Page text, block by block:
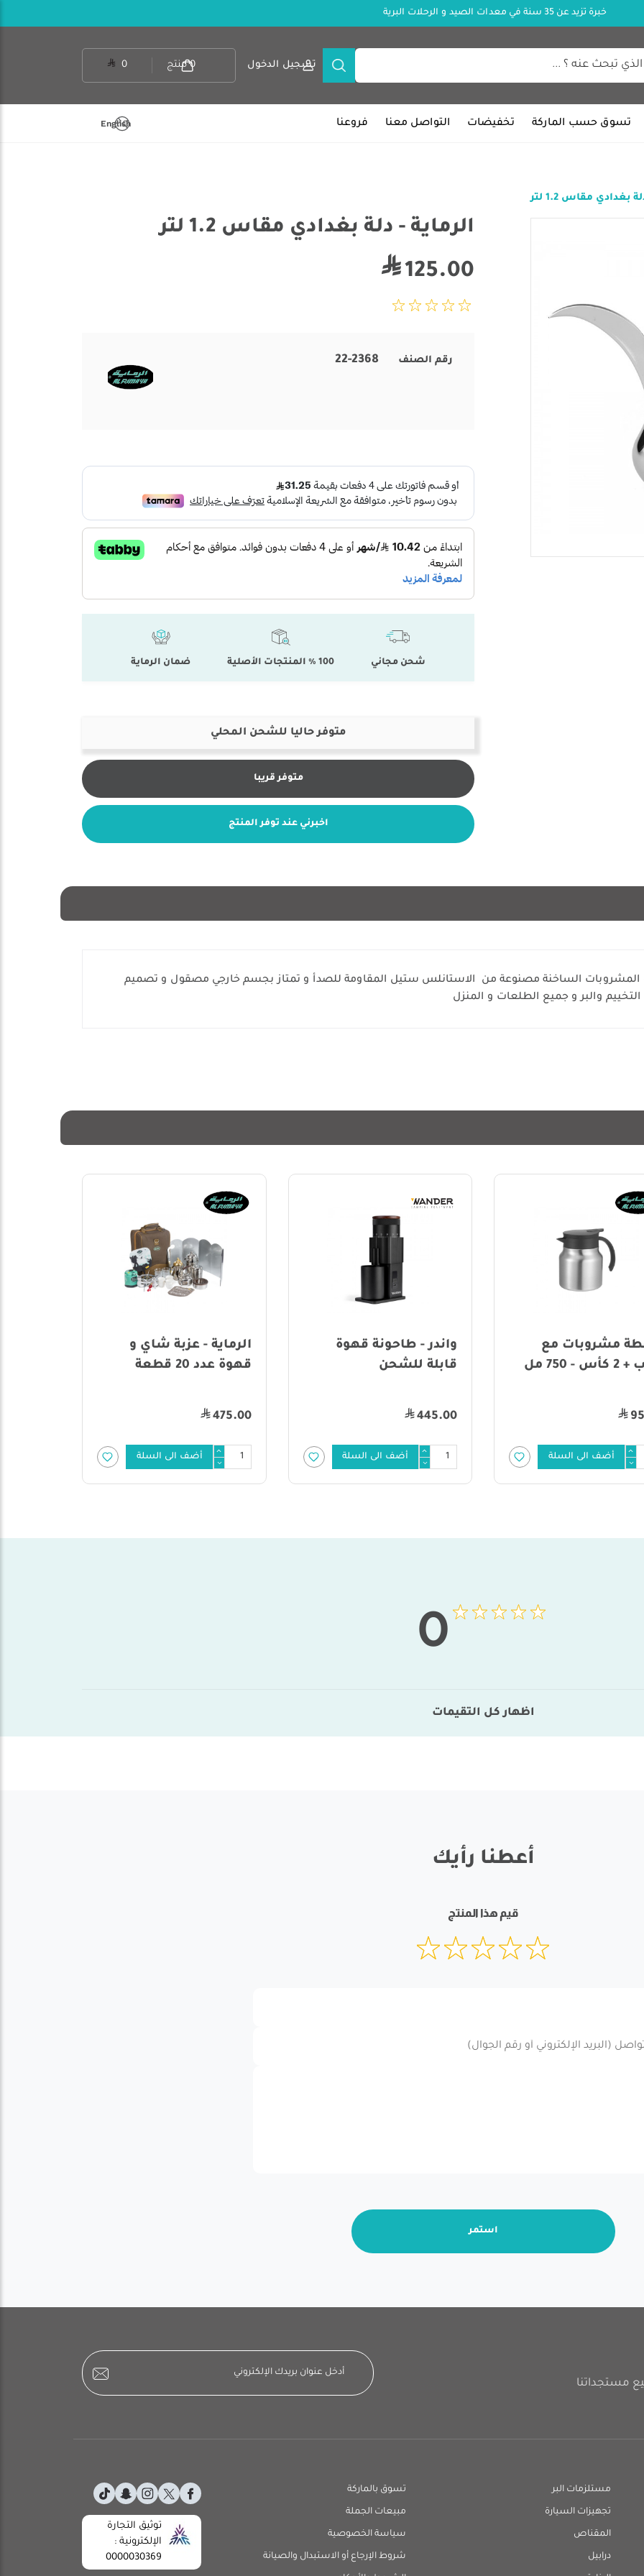
خبرة تزيد عن 35 سنة في معدات الصيد و الرحلات البرية
تسجيل الدخول 0 منتج 0
تسوق حسب الماركة تخفيضات التواصل معنا فروعنا English
بغدادي مقاس 1.2 لتر
الرماية - دلة بغدادي مقاس 1.2 لتر
125.00
رقم الصنف 22-2368
شحن مجاني 100 % المنتجات الأصلية ضمان الرماية
متوفر حاليا للشحن المحلي
متوفر قريبا
اخبرني عند توفر المنتج
, لصب القهوة او المشروبات الساخنة مصنوعة من الاستانلس ستيل المقاومة للصدأ و تمتاز بجسم خارجي مصقول و تصميم
والبر و جميع الطلعات و المنزل
- طاحونة قهوة
للشحن
أضف الى السلة
الرماية - عزبة شاي و
قهوة عدد 20 قطعة
475.00
أضف الى السلة
الرماية - عزبة شاي و
قهوة عدد 20 قطعة
475.00
أضف الى السلة
0
اظهار كل التقيمات
أعطنا رأيك
قيم هذا المنتج
استمر
مستلزمات البر
تجهيزات السيارة
المقناص
درابيل
تسوق بالماركة
مبيعات الجملة
سياسة الخصوصية
شروط الإرجاع أو الاستبدال والصيانة
توثيق التجارة
الإلكترونية :
0000030369